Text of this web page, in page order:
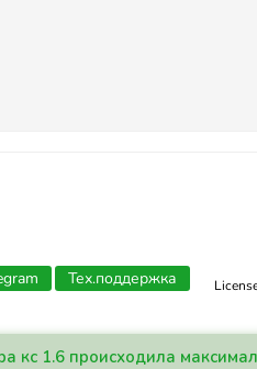
Тех.поддержка
кс 1.6 происходила